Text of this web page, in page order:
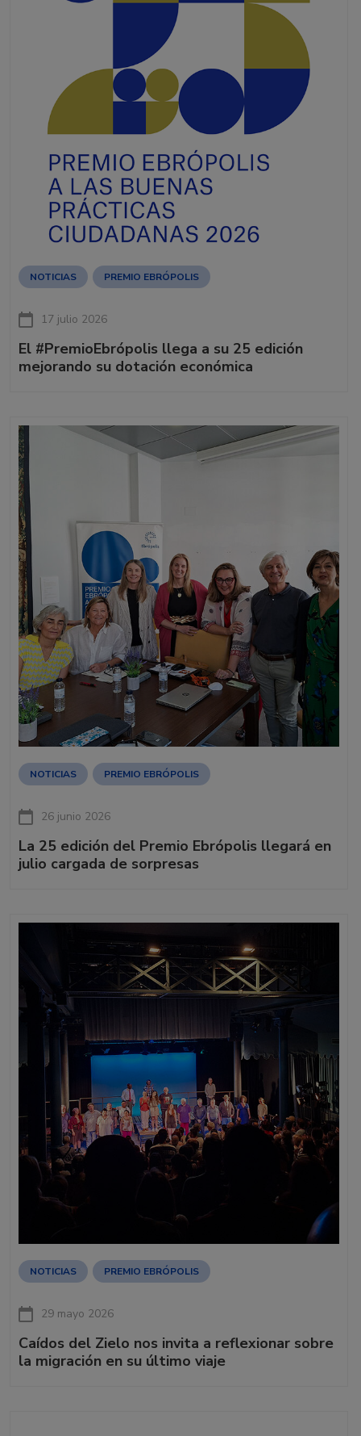
NOTICIAS PREMIO EBRÓPOLIS
17 julio 2026
El #PremioEbrópolis llega a su 25 edición
mejorando su dotación económica
NOTICIAS PREMIO EBRÓPOLIS
26 junio 2026
La 25 edición del Premio Ebrópolis llegará en
julio cargada de sorpresas
NOTICIAS PREMIO EBRÓPOLIS
29 mayo 2026
Caídos del Zielo nos invita a reflexionar sobre
la migración en su último viaje